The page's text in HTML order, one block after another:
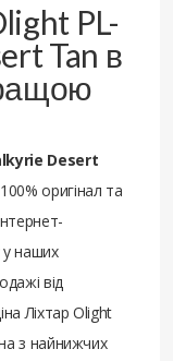
PL-
Tan в
Desert
оригінал та
наших
від
Ліхтар Olight
з найнижчих